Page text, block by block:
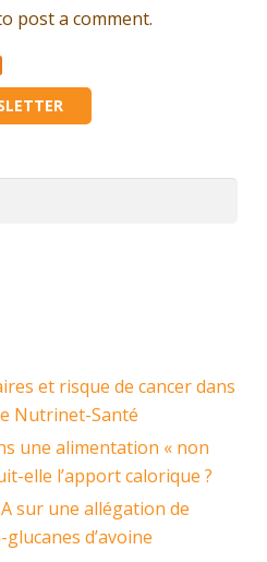
post a comment.
et risque de cancer dans
Nutrinet-Santé
une alimentation « non
elle l’apport calorique ?
sur une allégation de
d’avoine